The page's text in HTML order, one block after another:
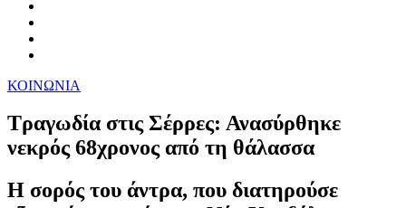
ΚΟΙΝΩΝΙΑ
Τραγωδία στις Σέρρες: Ανασύρθηκε
νεκρός 68χρονος από τη θάλασσα
Η σορός του άντρα, που διατηρούσε